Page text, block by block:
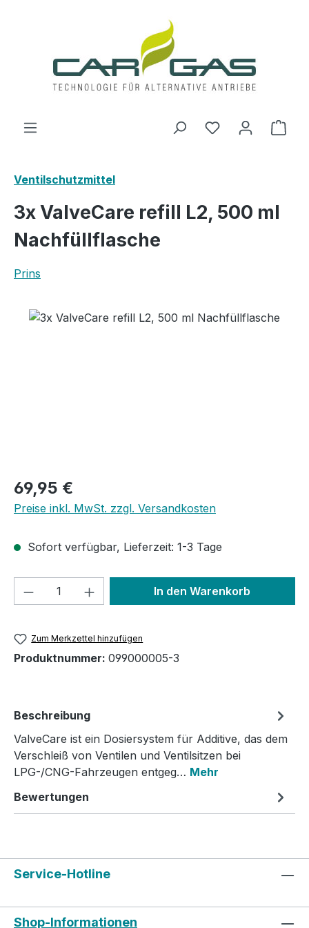
Du hast 0
Ventilschutzmittel
3x ValveCare refill L2, 500 ml
Nachfüllflasche
Prins
Bildergalerie überspringen
Regulärer Preis:
69,95 €
Preise inkl. MwSt. zzgl. Versandkosten
Sofort verfügbar, Lieferzeit: 1-3 Tage
Produkt Anzahl: Gib denIn den Warenkorb
Zum Merkzettel hinzufügen
Produktnummer: 099000005-3
Beschreibung
ValveCare ist ein Dosiersystem für Additive, das dem
Verschleiß von Ventilen und Ventilsitzen bei
LPG-/CNG-Fahrzeugen entgeg… Mehr
Bewertungen
Service-Hotline
Shop-Informationen